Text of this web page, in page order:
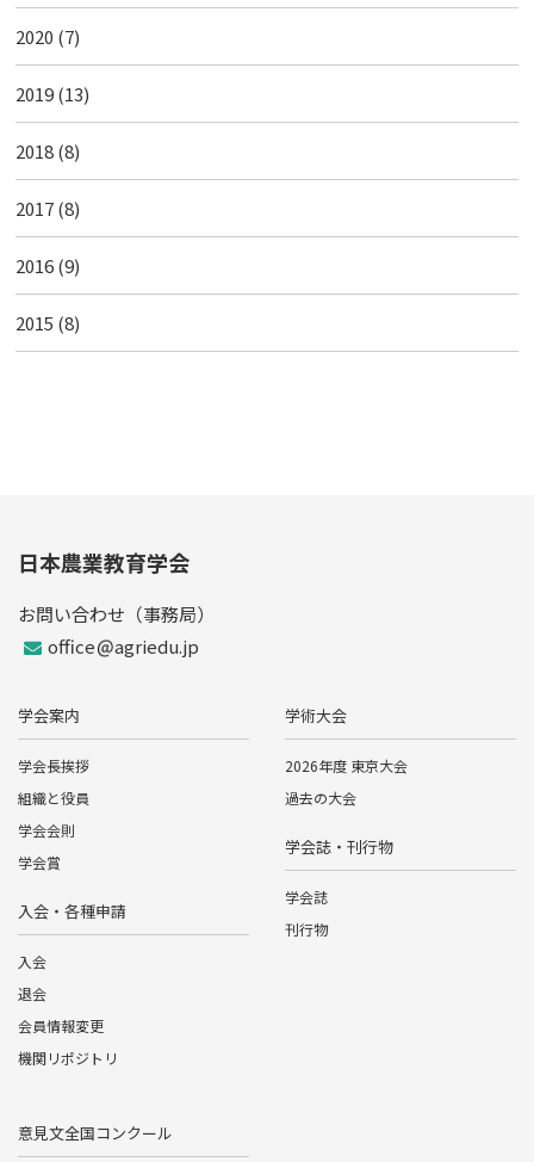
2020 (7)
2019(13)
2018(8)
2017(8)
2016(9)
2015 (8)
日本農業教育学会
お問い合わせ（事務局）
office
agriedu.jp
学会案内
学会長挨拶
組織と役員
学会会則
学会賞
入会・各種申請
入会
退会
会員情報変更
機関リポジトリ
学術大会
2026年度 東京大会
過去の大会
学会誌・刊行物
学会誌
刊行物
意見文全国コンクール